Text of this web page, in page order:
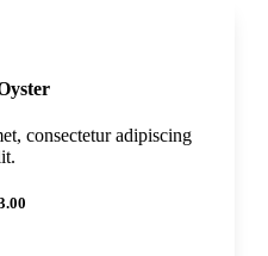
consectetur adipiscing